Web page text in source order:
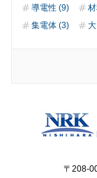
導電性 (9)
集電体 (3)
〒208-